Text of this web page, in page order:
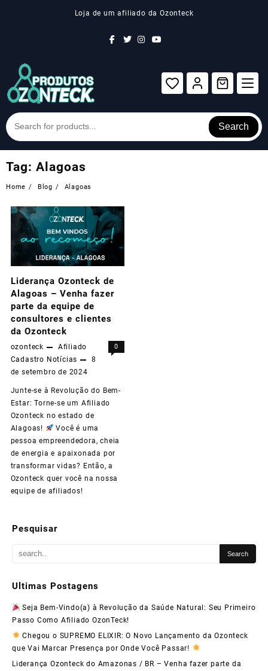
Loja de um afiliado da Ozonteck
Search
Tag: Alagoas
Home Blog Alagoas
Liderança Ozonteck de
Alagoas – Venha fazer
parte da equipe de
consultores e clientes
da Ozonteck
ozonteck
Afiliado
Cadastro Notícias
8
de setembro de 2024
0
Junte-se à Revolução do Bem-
Estar: Torne-se um Afiliado
Ozonteck no estado de
Alagoas!
Você é uma
pessoa empreendedora, cheia
de energia e apaixonada por
transformar vidas? Então, a
Ozonteck quer você na nossa
equipe de afiliados!
Pesquisar
Ultimas Postagens
Seja Bem-Vindo(a) à Revolução da Saúde Natural: Seu Primeiro
Passo Como Afiliado OzonTeck!
Chegou o SUPREMO ELIXIR: O Novo Lançamento da Ozonteck
que Vai Marcar Presença por Onde Você Passar!
Liderança Ozonteck do Amazonas / BR – Venha fazer parte da